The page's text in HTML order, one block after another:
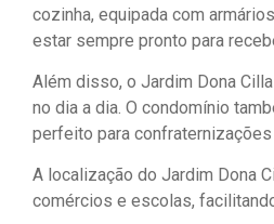
cozinha, equipada com
estar sempre pronto para
Além disso, o Jardim Dona
no dia a dia. O condomínio
perfeito para
A localização do Jardim Dona
comércios e escolas,